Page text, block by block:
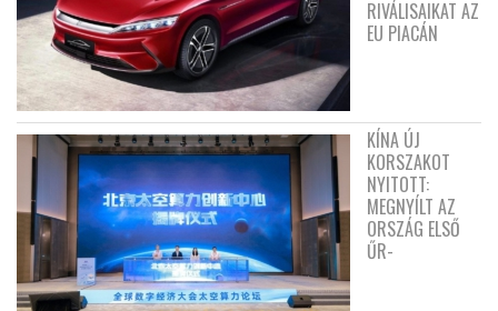
RIVÁLISAIKAT AZ
EU PIACÁN
KÍNA ÚJ
KORSZAKOT
NYITOTT:
MEGNYÍLT AZ
ORSZÁG ELSŐ
ŰR-